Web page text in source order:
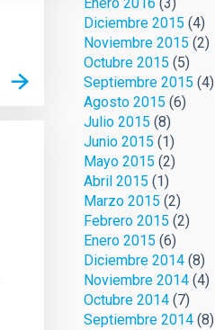
Diciembre 2015 (4)
Noviembre 2015 (2)
Octubre 2015 (5)
Septiembre 2015 (4)
Agosto 2015 (6)
Julio 2015 (8)
Junio 2015 (1)
Mayo 2015 (2)
Abril 2015 (1)
Marzo 2015 (2)
Febrero 2015 (2)
Enero 2015 (6)
Diciembre 2014(8)
Noviembre 2014(4)
Octubre 2014(7)
Septiembre 2014(8)